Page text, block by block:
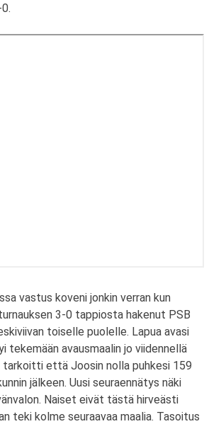
vastus koveni jonkin verran kun
3-0 tappiosta hakenut PSB
toiselle puolelle. Lapua avasi
tekemään avausmaalin jo viidennellä
tarkoitti että Joosin nolla puhkesi 159
jälkeen. Uusi seuraennätys näki
Naiset eivät tästä hirveästi
teki kolme seuraavaa maalia. Tasoitus